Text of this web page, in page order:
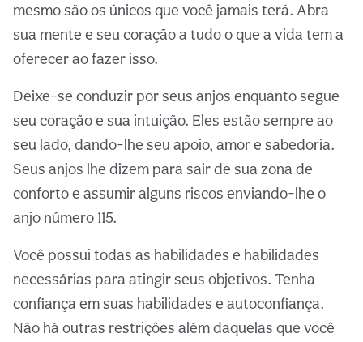
mesmo são os únicos que você jamais terá. Abra
sua mente e seu coração a tudo o que a vida tem a
oferecer ao fazer isso.
Deixe-se conduzir por seus anjos enquanto segue
seu coração e sua intuição. Eles estão sempre ao
seu lado, dando-lhe seu apoio, amor e sabedoria.
Seus anjos lhe dizem para sair de sua zona de
conforto e assumir alguns riscos enviando-lhe o
anjo número 115.
Você possui todas as habilidades e habilidades
necessárias para atingir seus objetivos. Tenha
confiança em suas habilidades e autoconfiança.
Não há outras restrições além daquelas que você